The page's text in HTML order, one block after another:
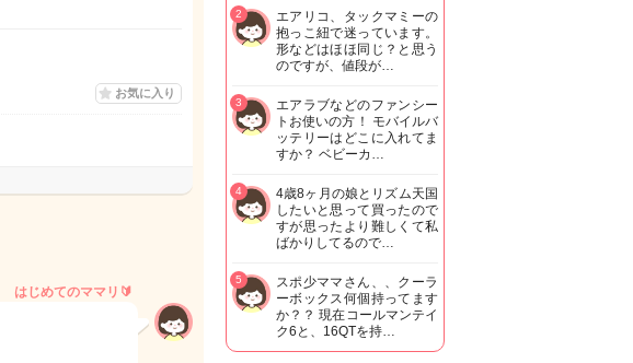
お気に入り
はじめてのママリ🔰
エアリコ、タックマミーの
抱っこ紐で迷っています。
形などはほほ同じ？と思う
のですが、値段が…
2
エアラブなどのファンシー
トお使いの方！ モバイルバ
ッテリーはどこに入れてま
すか？ ベビーカ…
3
4歳8ヶ月の娘とリズム天国
したいと思って買ったので
すが思ったより難しくて私
ばかりしてるので…
4
スポ少ママさん、、クーラ
ーボックス何個持ってます
か？？ 現在コールマンテイ
ク6と、16QTを持…
5